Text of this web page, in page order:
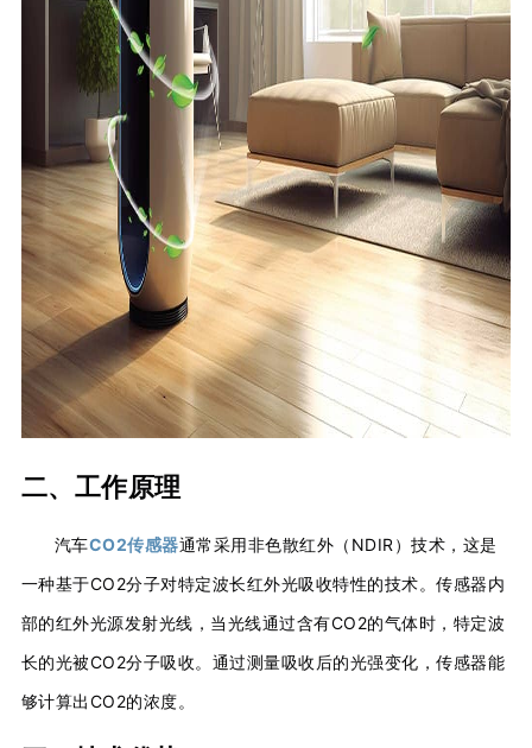
二、工作原理
汽车CO2传感器通常采用非色散红外（NDIR）技术，这是
一种基于CO2分子对特定波长红外光吸收特性的技术。传感器内
部的红外光源发射光线，当光线通过含有CO2的气体时，特定波
长的光被CO2分子吸收。通过测量吸收后的光强变化，传感器能
够计算出CO2的浓度。